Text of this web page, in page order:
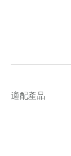
適配產品